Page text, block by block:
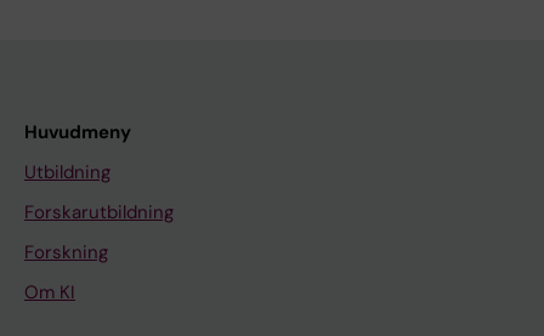
Huvudmeny
Utbildning
Forskarutbildning
Forskning
Om KI